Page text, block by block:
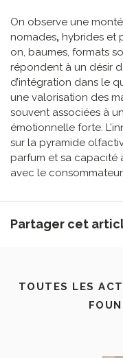
On observe une
nomades, hybrides et
on, baumes, formats
répondent à un désir
d’intégration dans le
une valorisation des
souvent associées à
émotionnelle forte.
sur la pyramide
parfum et sa capacité
avec le consommateur.
Partager cet
TOUTES LES